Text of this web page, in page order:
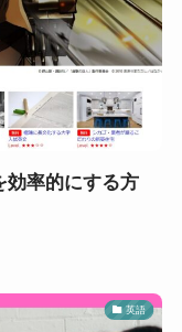
効率的にする方
英語